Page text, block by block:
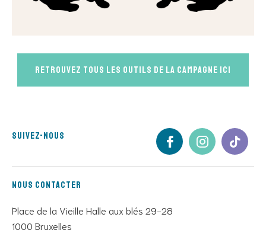
Retrouvez tous les outils de la campagne ici
Suivez-nous
Nous contacter
Place de la Vieille Halle aux blés 29-28
1000 Bruxelles